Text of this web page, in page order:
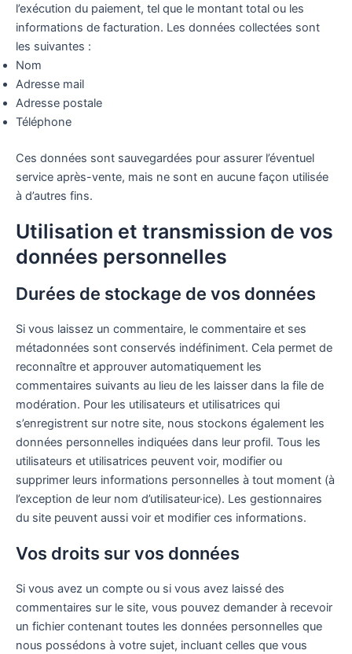
l’exécution du paiement, tel que le montant total ou les
informations de facturation. Les données collectées sont
les suivantes :
Nom
Adresse mail
Adresse postale
Téléphone
Ces données sont sauvegardées pour assurer l’éventuel
service après-vente, mais ne sont en aucune façon utilisée
à d’autres fins.
Utilisation et transmission de vos
données personnelles
Durées de stockage de vos données
Si vous laissez un commentaire, le commentaire et ses
métadonnées sont conservés indéfiniment. Cela permet de
reconnaître et approuver automatiquement les
commentaires suivants au lieu de les laisser dans la file de
modération. Pour les utilisateurs et utilisatrices qui
s’enregistrent sur notre site, nous stockons également les
données personnelles indiquées dans leur profil. Tous les
utilisateurs et utilisatrices peuvent voir, modifier ou
supprimer leurs informations personnelles à tout moment (à
l’exception de leur nom d’utilisateur·ice). Les gestionnaires
du site peuvent aussi voir et modifier ces informations.
Vos droits sur vos données
Si vous avez un compte ou si vous avez laissé des
commentaires sur le site, vous pouvez demander à recevoir
un fichier contenant toutes les données personnelles que
nous possédons à votre sujet, incluant celles que vous